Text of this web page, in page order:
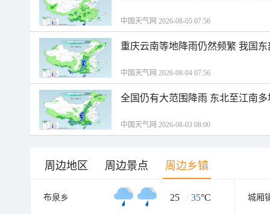
中国天气网 2026-08-05 07:56
重庆云南等地降雨仍然频繁 我国
中国天气网 2026-08-04 07:56
全国仍有大范围降雨 东北至江南
中国天气网 2026-08-03 08:00
周边地区 周边景点 周边乡镇
布泉乡 25 / 35°C 城厢